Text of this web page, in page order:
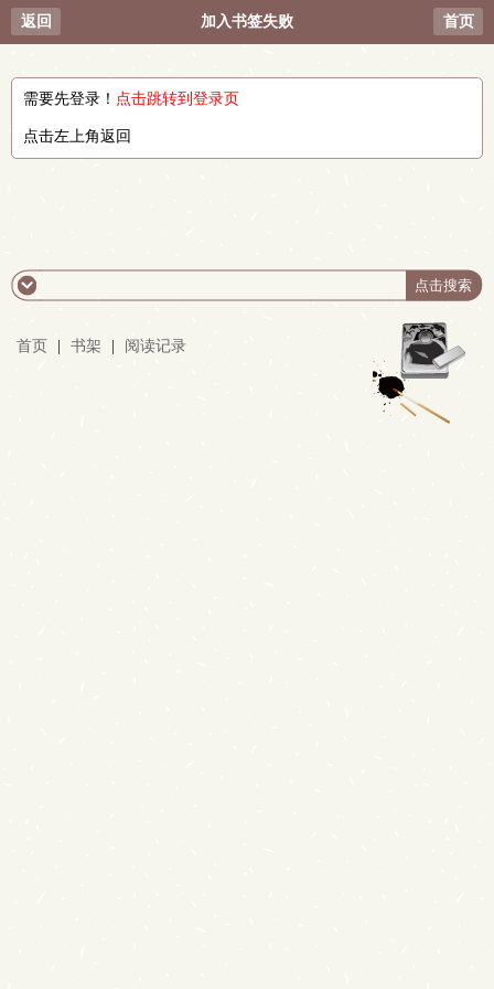
返回 加入书签失败 首页
需要先登录！ 点击跳转到登录页
点击左上角返回
首页 书架 阅读记录